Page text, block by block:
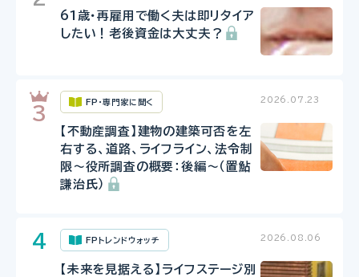
61歳・再雇用で働く夫は即リタイア
したい！老後資金は大丈夫？
FP・専門家に聞く 2026.07.23
【不動産調査】建物の建築可否を左
右する、道路、ライフライン、法令制
限～役所調査の概要：後編～（置鮎
謙治氏）
FPトレンドウォッチ 2026.08.06
【未来を見据える】ライフステージ別